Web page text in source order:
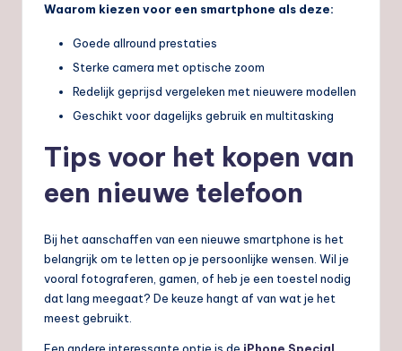
Waarom kiezen voor een smartphone als deze:
Goede allround prestaties
Sterke camera met optische zoom
Redelijk geprijsd vergeleken met nieuwere modellen
Geschikt voor dagelijks gebruik en multitasking
Tips voor het kopen van
een nieuwe telefoon
Bij het aanschaffen van een nieuwe smartphone is het
belangrijk om te letten op je persoonlijke wensen. Wil je
vooral fotograferen, gamen, of heb je een toestel nodig
dat lang meegaat? De keuze hangt af van wat je het
meest gebruikt.